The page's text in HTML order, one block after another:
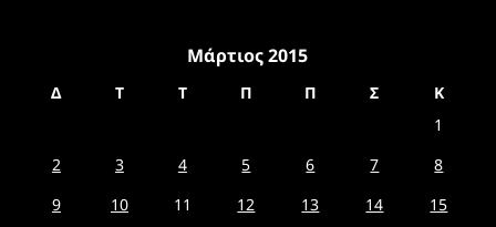
Μάρτιος 2015
Δ Τ Τ Π Π Σ
Κ
1
2
3 4 5 6 7
8
9
10 11 12 13 14
15